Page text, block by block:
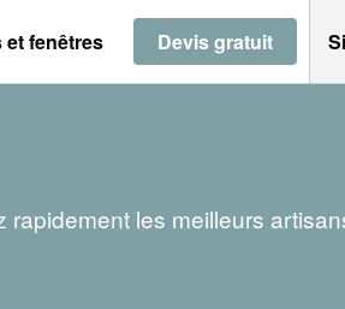
fenêtres Devis gratuit
les meilleurs